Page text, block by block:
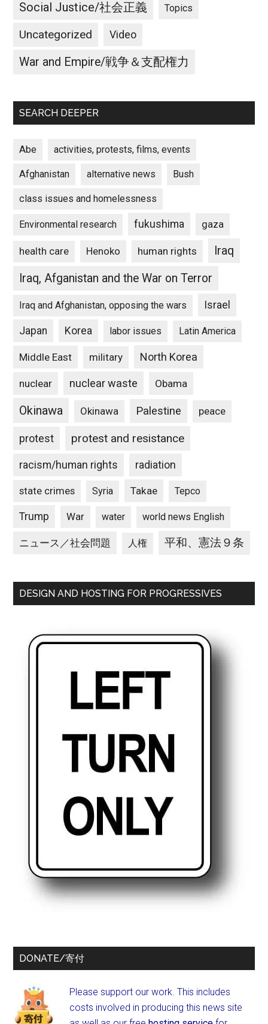
Social Justice/社会正義 Topics
Uncategorized Video
War and Empire/戦争＆支配権力
SEARCH DEEPER
Abe activities, protests, films, events
Afghanistan alternative news Bush
class issues and homelessness
Environmental research fukushima gaza
health care Henoko human rights
Iraq
Iraq, Afganistan and the War on Terror
Iraq and Afghanistan, opposing the wars Israel
Japan Korea labor issues Latin America
Middle East military North Korea
nuclear nuclear waste Obama
Okinawa Okinawa Palestine peace
protest protest and resistance
racism/human rights radiation
state crimes Syria Takae Tepco
Trump War water world news English
ニュース／社会問題 人権 平和、憲法９条
DESIGN AND HOSTING FOR PROGRESSIVES
DONATE/寄付
Please support our work. This includes
costs involved in producing this news site